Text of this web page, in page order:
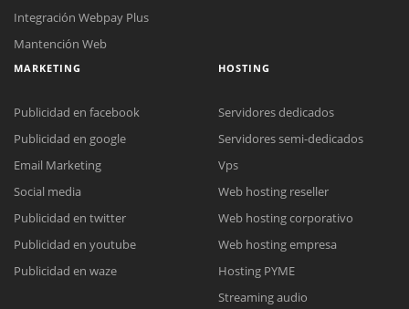
Reunión online
Meet para la reunión online.
Cotización
Chat Online
Todos nuestros ejecutivos están fuera de línea. Complete el formulario
Integración Webpay Plus
Mantención Web
MARKETING
Publicidad en facebook
Publicidad en google
Email Marketing
Social media
Publicidad en twitter
Publicidad en youtube
Publicidad en waze
HOSTING
Servidores dedicados
Servidores semi-dedicados
Vps
Web hosting reseller
Web hosting corporativo
Web hosting empresa
Hosting PYME
Streaming audio